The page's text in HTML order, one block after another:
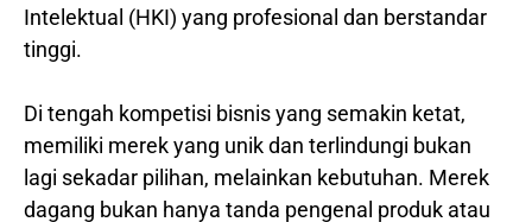
Intelektual (HKI) yang profesional dan berstandar
tinggi.
Di tengah kompetisi bisnis yang semakin ketat,
memiliki merek yang unik dan terlindungi bukan
lagi sekadar pilihan, melainkan kebutuhan. Merek
dagang bukan hanya tanda pengenal produk atau